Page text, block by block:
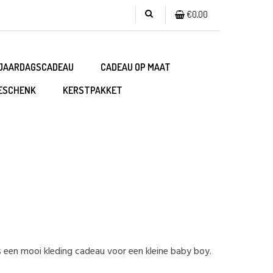
€0,00
CADEAU OP MAAT
KERSTPAKKET
een mooi kleding cadeau voor een kleine baby boy.